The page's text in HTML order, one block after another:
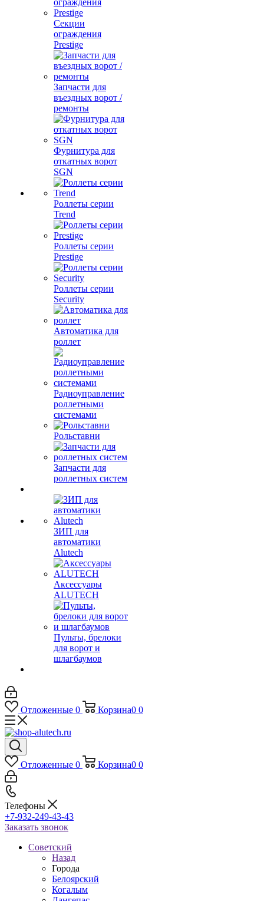
Секции
ограждения
Prestige
Запчасти для
въездных ворот /
ремонты
Фурнитура для
откатных ворот
SGN
Роллеты серии
Trend
Роллеты серии
Prestige
Роллеты серии
Security
Автоматика для
роллет
Радиоуправление
роллетными
системами
Рольставни
Запчасти для
роллетных систем
ЗИП для
автоматики
Alutech
Аксессуары
ALUTECH
Пульты, брелоки
для ворот и
шлагбаумов
Отложенные 0 Корзина0 0
Отложенные 0 Корзина0 0
Телефоны
+7-932-249-43-43
Заказать звонок
Советский
Назад
Города
Белоярский
Когалым